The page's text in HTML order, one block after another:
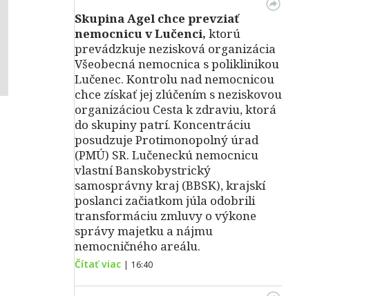
Skupina Agel chce prevziať
nemocnicu v Lučenci, ktorú
prevádzkuje nezisková organizácia
Všeobecná nemocnica s poliklinikou
Lučenec. Kontrolu nad nemocnicou
chce získať jej zlúčením s neziskovou
organizáciou Cesta k zdraviu, ktorá
do skupiny patrí. Koncentráciu
posudzuje Protimonopolný úrad
(PMÚ) SR. Lučeneckú nemocnicu
vlastní Banskobystrický
samosprávny kraj (BBSK), krajskí
poslanci začiatkom júla odobrili
transformáciu zmluvy o výkone
správy majetku a nájmu
nemocničného areálu.
Čítať viac | 16:40